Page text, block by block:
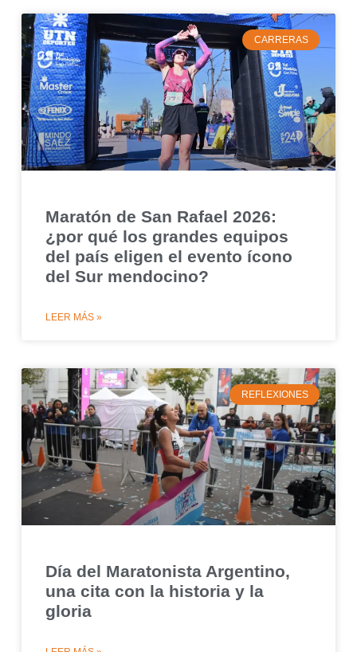
CARRERAS
Maratón de San Rafael 2026:
¿por qué los grandes equipos
del país eligen el evento ícono
del Sur mendocino?
LEER MÁS »
REFLEXIONES
Día del Maratonista Argentino,
una cita con la historia y la
gloria